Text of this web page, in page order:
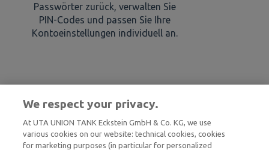
Passwörter zurück, verwalten Sie
PIN-Codes und passen Sie Ihre
Kontoeinstellungen individuell an.
We respect your privacy.
At UTA UNION TANK Eckstein GmbH & Co. KG, we use
various cookies on our website: technical cookies, cookies
for marketing purposes (in particular for personalized